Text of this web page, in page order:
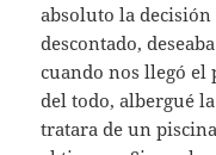
absoluto la
descontado,
cuando nos llegó
del todo, albergué
tratara de un